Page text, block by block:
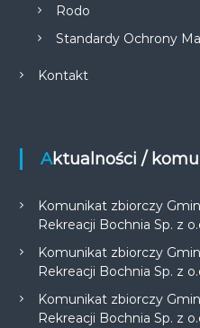
Rodo
Standardy Ochrony
Kontakt
Aktualności /
Komunikat zbiorczy
Rekreacji Bochnia Sp. z
Komunikat zbiorczy
Rekreacji Bochnia Sp. z
Komunikat zbiorczy
Rekreacji Bochnia Sp. z